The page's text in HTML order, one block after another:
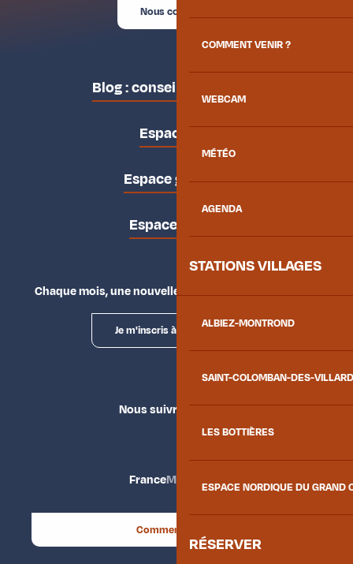
COMMENT VENIR ?
WEBCAM
MÉTÉO
AGENDA
STATIONS VILLAGES
ALBIEZ-MONTROND
SAINT-COLOMBAN-DES-
LES BOTTIÈRES
ESPACE NORDIQUE DU GRAND
RÉSERVER
Nous contacter
Blog : conseils des locaux
Espace pro
Espace groupes
Espace presse
Chaque mois, une nouvelle façon d'explorer la vallée.
Je m'inscris à la newsletter
Nous suivre
FranceMaurienne
Comment venir ?